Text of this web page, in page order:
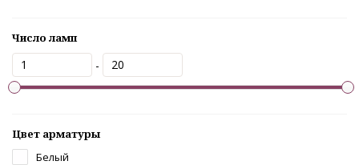
Число ламп
-
Цвет арматуры
Белый